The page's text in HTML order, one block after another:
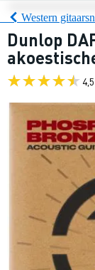
Western
Dunlop